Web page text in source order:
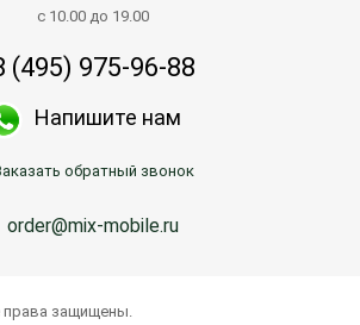
с 10.00 до 19.00
(495) 975-96-88
Напишите нам
обратный звонок
order@mix-mobile.ru
права защищены.